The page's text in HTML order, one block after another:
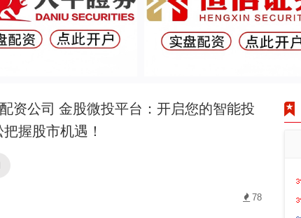
资公司 金股微投平台：开启您的智能投
握股市机遇！
78